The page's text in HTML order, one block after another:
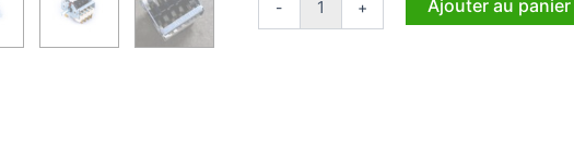
-
MCM
électrique
+ Ajouter au panier